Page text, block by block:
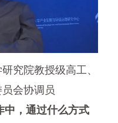
究院教授级高工、
会协调员
中，通过什么方式